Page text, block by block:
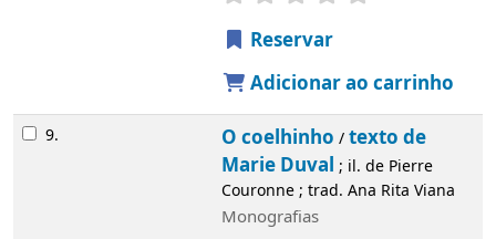
Reservar
Adicionar ao carrinho
9. O coelhinho /texto de
Marie Duval ; il. de Pierre
Couronne ; trad. Ana Rita Viana
Monografias